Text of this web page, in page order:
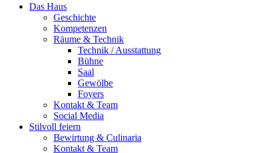
Das Haus
Geschichte
Kompetenzen
Räume & Technik
Technik / Ausstattung
Bühne
Saal
Gewölbe
Foyers
Kontakt & Team
Social Media
Stilvoll feiern
Bewirtung & Culinaria
Kontakt & Team